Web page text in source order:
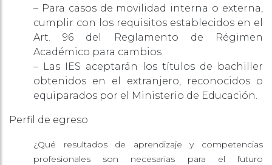
– Para casos de movilidad interna o externa,
cumplir con los requisitos establecidos en el
Art. 96 del Reglamento de Régimen
Académico para cambios
– Las IES aceptarán los títulos de bachiller
obtenidos en el extranjero, reconocidos o
equiparados por el Ministerio de Educación.
Perfil de egreso
¿Qué resultados de aprendizaje y competencias
profesionales son necesarias para el futuro